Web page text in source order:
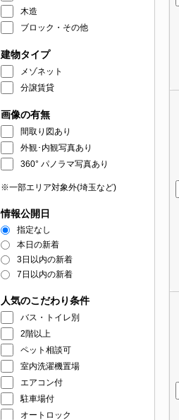
木造
ブロック・その他
建物タイプ
メゾネット
分譲賃貸
画像の有無
間取り図あり
外観･内観写真あり
360° パノラマ写真あり
※一部エリア対象外(埼玉など)
情報公開日
指定なし
本日の新着
3日以内の新着
7日以内の新着
人気のこだわり条件
バス・トイレ別
2階以上
ペット相談可
室内洗濯機置場
エアコン付
駐車場付
オートロック